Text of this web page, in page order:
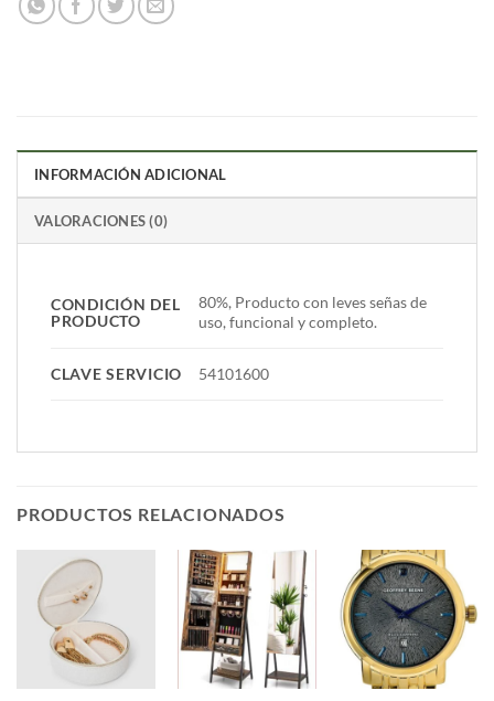
INFORMACIÓN ADICIONAL
VALORACIONES (0)
CONDICIÓN DEL
PRODUCTO
80%, Producto con leves señas de
uso, funcional y completo.
CLAVE SERVICIO 54101600
PRODUCTOS RELACIONADOS